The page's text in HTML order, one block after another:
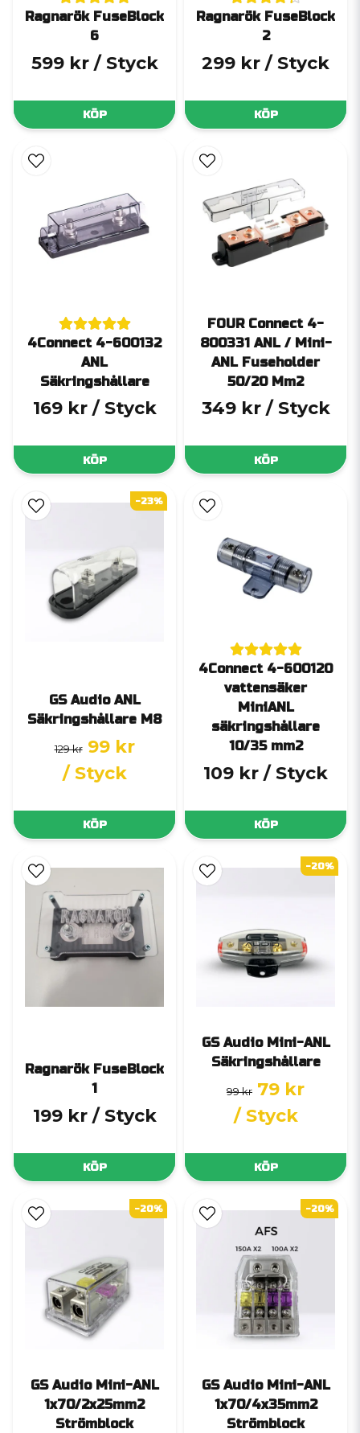
Ragnarök FuseBlock
6
599 kr / Styck
KÖP
Ragnarök FuseBlock
2
299 kr / Styck
KÖP
4Connect 4-600132
ANL
Säkringshållare
169 kr / Styck
KÖP
FOUR Connect 4-
800331 ANL / Mini-
ANL Fuseholder
50/20 Mm2
349 kr / Styck
KÖP
GS Audio ANL
Säkringshållare M8
129 kr 99 kr
/ Styck
KÖP
-23%
4Connect 4-600120
vattensäker
MiniANL
säkringshållare
10/35 mm2
109 kr / Styck
KÖP
Ragnarök FuseBlock
1
199 kr / Styck
KÖP
GS Audio Mini-ANL
Säkringshållare
99 kr 79 kr
/ Styck
KÖP
-20%
GS Audio Mini-ANL
1x70/2x25mm2
Strömblock
-20%
GS Audio Mini-ANL
1x70/4x35mm2
Strömblock
-20%